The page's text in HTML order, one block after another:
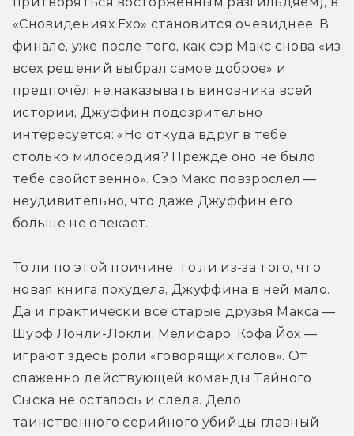
«Сновидениях Ехо» становится очевиднее. В
финале, уже после того, как сэр Макс снова «из
всех решений выбрал самое доброе» и
предпочёл не наказывать виновника всей
истории, Джуффин подозрительно
интересуется: «Но откуда вдруг в тебе
столько милосердия? Прежде оно не было
тебе свойственно». Сэр Макс повзрослел —
неудивительно, что даже Джуффин его
больше не опекает.
То ли по этой причине, то ли из-за того, что
новая книга похудела, Джуффина в ней мало.
Да и практически все старые друзья Макса —
Шурф Лонли-Локли, Мелифаро, Кофа Йох —
играют здесь роли «говорящих голов». От
слаженно действующей команды Тайного
Сыска не осталось и следа. Дело
таинственного серийного убийцы главный